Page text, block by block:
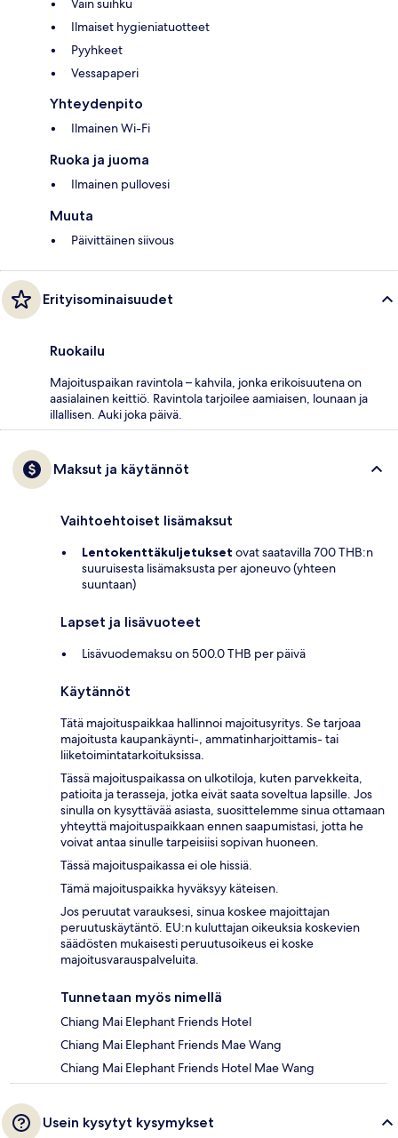
Vain suihku
Ilmaiset hygieniatuotteet
Pyyhkeet
Vessapaperi
Yhteydenpito
Ilmainen Wi-Fi
Ruoka ja juoma
Ilmainen pullovesi
Muuta
Päivittäinen siivous
Erityisominaisuudet
Ruokailu
Majoituspaikan ravintola – kahvila, jonka erikoisuutena on
aasialainen keittiö. Ravintola tarjoilee aamiaisen, lounaan ja
illallisen. Auki joka päivä.
Maksut ja käytännöt
Vaihtoehtoiset lisämaksut
Lentokenttäkuljetukset ovat saatavilla 700 THB:n
suuruisesta lisämaksusta per ajoneuvo (yhteen
suuntaan)
Lapset ja lisävuoteet
Lisävuodemaksu on 500.0 THB per päivä
Käytännöt
Tätä majoituspaikkaa hallinnoi majoitusyritys. Se tarjoaa
majoitusta kaupankäynti-, ammatinharjoittamis- tai
liiketoimintatarkoituksissa.
Tässä majoituspaikassa on ulkotiloja, kuten parvekkeita,
patioita ja terasseja, jotka eivät saata soveltua lapsille. Jos
sinulla on kysyttävää asiasta, suosittelemme sinua ottamaan
yhteyttä majoituspaikkaan ennen saapumistasi, jotta he
voivat antaa sinulle tarpeisiisi sopivan huoneen.
Tässä majoituspaikassa ei ole hissiä.
Tämä majoituspaikka hyväksyy käteisen.
Jos peruutat varauksesi, sinua koskee majoittajan
peruutuskäytäntö. EU:n kuluttajan oikeuksia koskevien
säädösten mukaisesti peruutusoikeus ei koske
majoitusvarauspalveluita.
Tunnetaan myös nimellä
Chiang Mai Elephant Friends Hotel
Chiang Mai Elephant Friends Mae Wang
Chiang Mai Elephant Friends Hotel Mae Wang
Usein kysytyt kysymykset